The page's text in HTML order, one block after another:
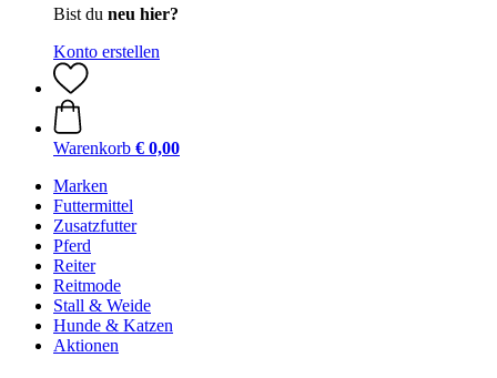
Bist du neu hier?
Konto erstellen
Warenkorb € 0,00
Marken
Futtermittel
Zusatzfutter
Pferd
Reiter
Reitmode
Stall & Weide
Hunde & Katzen
Aktionen